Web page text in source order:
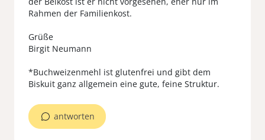
Rahmen der Familienkost.
Grüße
Birgit Neumann
*Buchweizenmehl ist glutenfrei und gibt dem
Biskuit ganz allgemein eine gute, feine Struktur.
antworten